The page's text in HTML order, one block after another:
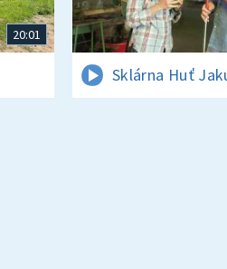
20:01
Sklárna Huť